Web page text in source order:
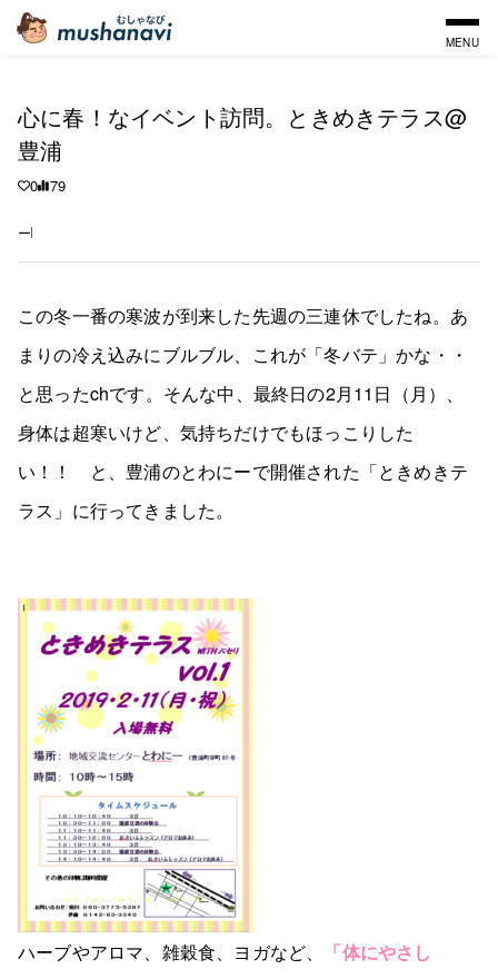
MENU
心に春！なイベント訪問。ときめきテラス@
豊浦
0 79
ー
この冬一番の寒波が到来した先週の三連休でしたね。あ
まりの冷え込みにブルブル、これが「冬バテ」かな・・
と思ったchです。そんな中、最終日の2月11日（月）、
身体は超寒いけど、気持ちだけでもほっこりした
い！！ と、豊浦のとわにーで開催された「ときめきテ
ラス」に行ってきました。
ハーブやアロマ、雑穀食、ヨガなど、
「体にやさし